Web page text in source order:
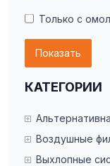
Только с
Показать
КАТЕГОРИИ
Воздушные
Выхлопные